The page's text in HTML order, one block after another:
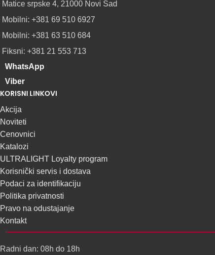
Matice srpske 4, 21000 Novi Sad
Mobilni: +381 69 510 6927
Mobilni: +381 63 510 684
Fiksni: +381 21 553 713
WhatsApp
Viber
KORISNI LINKOVI
Akcija
Noviteti
Cenovnici
Katalozi
ULTRALIGHT Loyalty program
Korisnički servis i dostava
Podaci za identifikaciju
Politika privatnosti
Pravo na odustajanje
Kontakt
Radni dan: 08h do 18h